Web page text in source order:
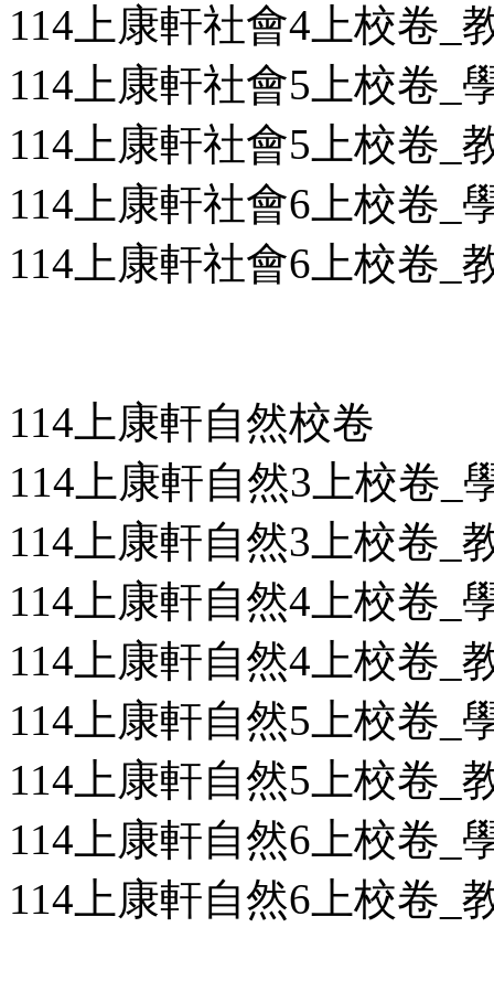
114上康軒社會4上校卷_
114上康軒社會5上校卷_
114上康軒社會5上校卷_
114上康軒社會6上校卷_
114上康軒社會6上校卷_
114上康軒自然校卷
114上康軒自然3上校卷_
114上康軒自然3上校卷_
114上康軒自然4上校卷_
114上康軒自然4上校卷_
114上康軒自然5上校卷_
114上康軒自然5上校卷_
114上康軒自然6上校卷_
114上康軒自然6上校卷_